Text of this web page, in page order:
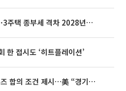
종부세 개편에도…1·3주택 종부세 격차 2028년부터 확대
한 접시도 ‘히트플레이션’
이란, 미국에 호르무즈 합의 조건 제시…美 “경기 아직 안 끝나” [종합]